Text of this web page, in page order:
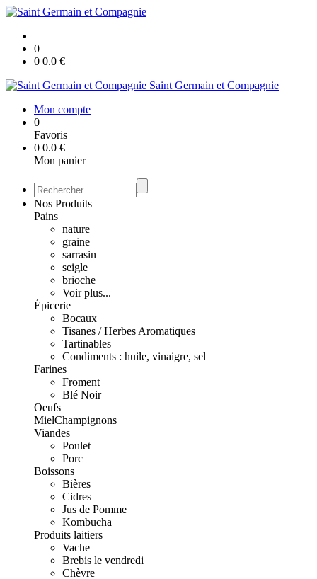
0
0 0.0 €
Saint Germain et Compagnie
Mon compte
0
Favoris
0 0.0 €
Mon panier
Nos Produits
Pains
nature
graine
sarrasin
seigle
brioche
Voir plus...
Épicerie
Bocaux
Tisanes / Herbes Aromatiques
Tartinables
Condiments : huile, vinaigre, sel
Farines
Froment
Blé Noir
Oeufs
MielChampignons
Viandes
Poulet
Porc
Boissons
Bières
Cidres
Jus de Pomme
Kombucha
Produits laitiers
Vache
Brebis le vendredi
Chèvre